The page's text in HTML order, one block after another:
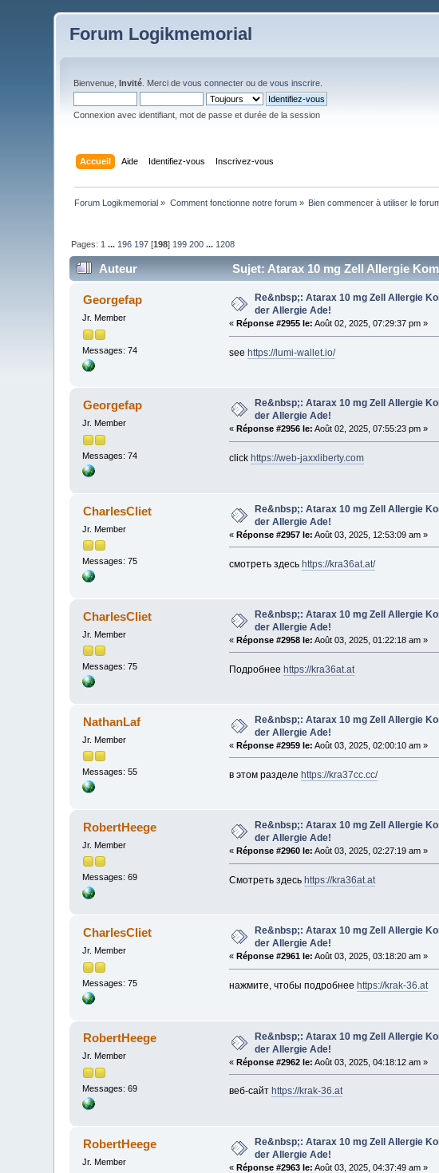
Forum Logikmemorial
Bienvenue,Invité . Merci devous connecter ou devous inscrire
Connexion avec identifiant, mot de passe et durée de la session
Accueil Aide Identifiez-vous Inscrivez-vous
Forum Logikmemorial » Comment fonctionne notre forum» Bien commencer à utiliser le
Pages: 1 ... 196 197 [198] 199 200 ... 1208
Auteur Sujet: Atarax 10 mg Zell Allergie
Georgefap
Jr. Member
Messages: 74
Re&nbsp;: Atarax 10 mg Zell Allergie
der Allergie Ade!
« Réponse #2955 le: Août 02, 2025, 07:29:37 pm »
see https://lumi-wallet.io/
Georgefap
Jr. Member
Messages: 74
Re&nbsp;: Atarax 10 mg Zell Allergie
der Allergie Ade!
« Réponse #2956 le: Août 02, 2025, 07:55:23 pm »
click https://web-jaxxliberty.com
CharlesCliet
Jr. Member
Messages: 75
Re&nbsp;: Atarax 10 mg Zell Allergie
der Allergie Ade!
« Réponse #2957 le: Août 03, 2025, 12:53:09 am »
смотреть здесь https://kra36at.at/
CharlesCliet
Jr. Member
Messages: 75
Re&nbsp;: Atarax 10 mg Zell Allergie
der Allergie Ade!
« Réponse #2958 le: Août 03, 2025, 01:22:18 am »
Подробнее https://kra36at.at
NathanLaf
Jr. Member
Messages: 55
Re&nbsp;: Atarax 10 mg Zell Allergie
der Allergie Ade!
« Réponse #2959 le: Août 03, 2025, 02:00:10 am »
в этом разделе https://kra37cc.cc/
RobertHeege
Jr. Member
Messages: 69
Re&nbsp;: Atarax 10 mg Zell Allergie
der Allergie Ade!
« Réponse #2960 le: Août 03, 2025, 02:27:19 am »
Смотреть здесь https://kra36at.at
CharlesCliet
Jr. Member
Messages: 75
Re&nbsp;: Atarax 10 mg Zell Allergie
der Allergie Ade!
« Réponse #2961 le: Août 03, 2025, 03:18:20 am »
нажмите, чтобы подробнее https://krak-36.at
RobertHeege
Jr. Member
Messages: 69
Re&nbsp;: Atarax 10 mg Zell Allergie
der Allergie Ade!
« Réponse #2962 le: Août 03, 2025, 04:18:12 am »
веб-сайт https://krak-36.at
RobertHeege
Jr. Member
Re&nbsp;: Atarax 10 mg Zell Allergie
der Allergie Ade!
« Réponse #2963 le: Août 03, 2025, 04:37:49 am »